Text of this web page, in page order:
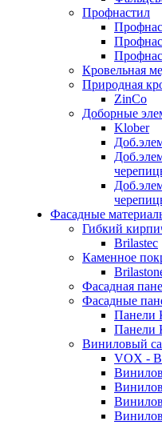
Профнастил
Кровельная
Природная
ZinCo
Доборные
Klober
Фасадные
Гибкий
Brilastec
Каменное
Фасадная
Фасадные
Панели
Панели
Виниловый
VOX -